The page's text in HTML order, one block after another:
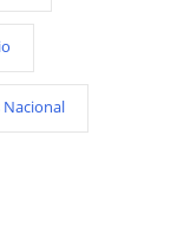
Nacional